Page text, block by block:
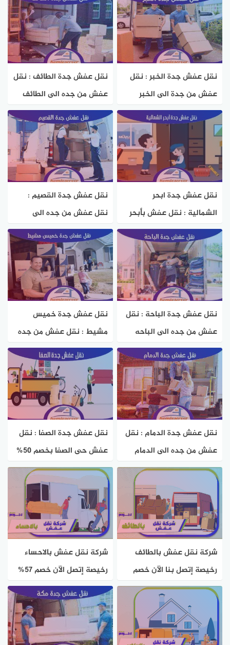
نقل عفش جدة الخبر : نقل
عفش من جدة الى الخبر
بخصم 50% هوم سيرفر
نقل عفش جدة الطائف : نقل
عفش من جده الى الطائف
بخصم 50% هوم سيرفر
نقل عفش جدة ابحر
الشمالية : نقل عفش بأبحر
الشماليه بخصم 50% هوم
سيرفر
نقل عفش جدة القصيم :
نقل عفش من جده الى
القصيم بخصم 50% هوم
سيرفر
نقل عفش جدة الباحة : نقل
عفش من جده الى الباحه
بخصم 50% هوم سيرفر
نقل عفش جدة خميس
مشيط : نقل عفش من جده
الى خميس بخصم 50% هوم
سيرفر
نقل عفش جدة الدمام : نقل
عفش من جده الى الدمام
بخصم 50% هوم سيرفر
نقل عفش جدة الصفا : نقل
عفش حى الصفا بخصم 50%
هوم سيرفر
شركة نقل عفش بالطائف
رخيصة إتصل بنا الآن خصم
67% هوم سيرفر
شركة نقل عفش بالاحساء
رخيصة إتصل الآن خصم 57%
هوم سيرفر